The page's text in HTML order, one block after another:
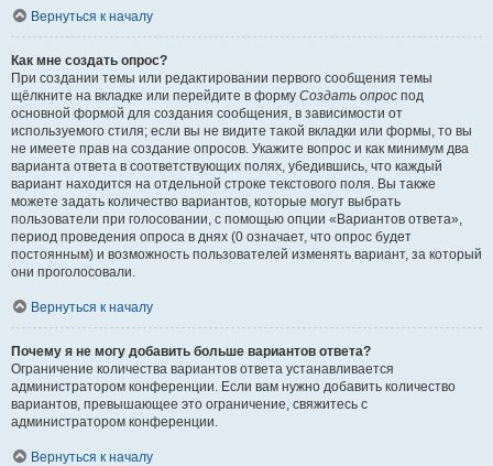
Вернуться к началу
Как мне создать опрос?
При создании темы или редактировании первого сообщения темы
щёлкните на вкладке или перейдите в форму Создать опрос под
основной формой для создания сообщения, в зависимости от
используемого стиля; если вы не видите такой вкладки или формы, то вы
не имеете прав на создание опросов. Укажите вопрос и как минимум два
варианта ответа в соответствующих полях, убедившись, что каждый
вариант находится на отдельной строке текстового поля. Вы также
можете задать количество вариантов, которые могут выбрать
пользователи при голосовании, с помощью опции «Вариантов ответа»,
период проведения опроса в днях (0 означает, что опрос будет
постоянным) и возможность пользователей изменять вариант, за который
они проголосовали.
Вернуться к началу
Почему я не могу добавить больше вариантов ответа?
Ограничение количества вариантов ответа устанавливается
администратором конференции. Если вам нужно добавить количество
вариантов, превышающее это ограничение, свяжитесь с
администратором конференции.
Вернуться к началу